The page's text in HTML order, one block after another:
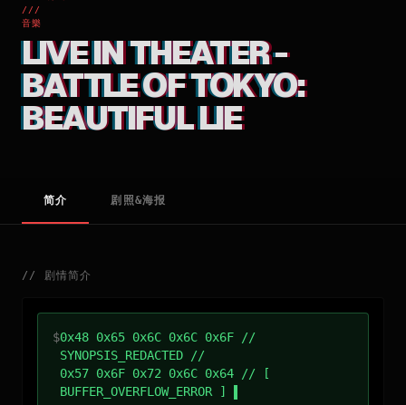
///
音樂
LIVE IN THEATER -
BATTLE OF TOKYO:
BEAUTIFUL LIE
简介 剧照&海报
// 剧情简介
$0x48 0x65 0x6C 0x6C 0x6F //
SYNOPSIS_REDACTED //
0x57 0x6F 0x72 0x6C 0x64 // [
BUFFER_OVERFLOW_ERROR ]